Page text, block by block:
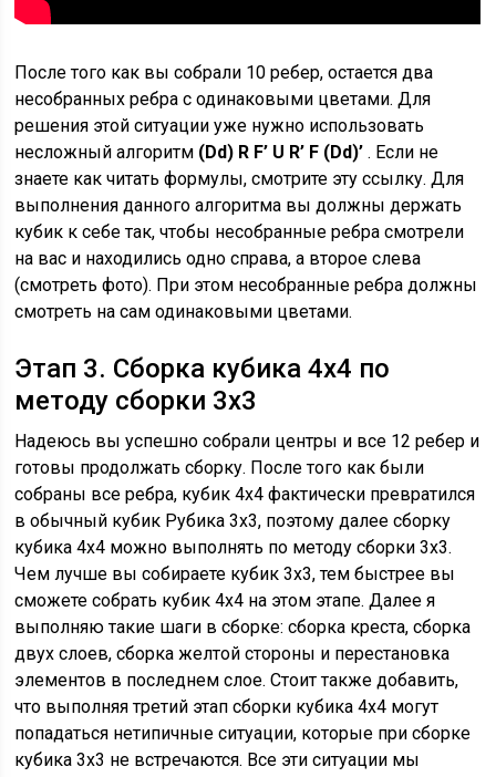
После того как вы собрали 10 ребер, остается два
несобранных ребра с одинаковыми цветами. Для
решения этой ситуации уже нужно использовать
несложный алгоритм (Dd) R F’ U R’ F (Dd)’. Если не
знаете как читать формулы, смотрите эту ссылку. Для
выполнения данного алгоритма вы должны держать
кубик к себе так, чтобы несобранные ребра смотрели
на вас и находились одно справа, а второе слева
(смотреть фото). При этом несобранные ребра должны
смотреть на сам одинаковыми цветами.
Этап 3. Сборка кубика 4х4 по
методу сборки 3х3
Надеюсь вы успешно собрали центры и все 12 ребер и
готовы продолжать сборку. После того как были
собраны все ребра, кубик 4х4 фактически превратился
в обычный кубик Рубика 3х3, поэтому далее сборку
кубика 4х4 можно выполнять по методу сборки 3х3.
Чем лучше вы собираете кубик 3х3, тем быстрее вы
сможете собрать кубик 4х4 на этом этапе. Далее я
выполняю такие шаги в сборке: сборка креста, сборка
двух слоев, сборка желтой стороны и перестановка
элементов в последнем слое. Стоит также добавить,
что выполняя третий этап сборки кубика 4х4 могут
попадаться нетипичные ситуации, которые при сборке
кубика 3х3 не встречаются. Все эти ситуации мы